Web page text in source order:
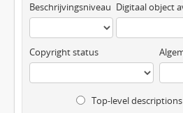
Beschrijvingsniveau
Copyright status
Top-level descriptions